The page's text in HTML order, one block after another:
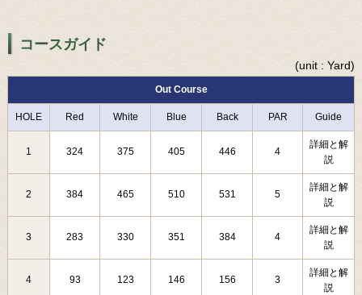
コースガイド
(unit : Yard)
Out Course
HOLE Red White Blue Back PAR Guide
1 324 375 405 446 4
詳細と解
説
2 384 465 510 531 5
詳細と解
説
3 283 330 351 384 4
詳細と解
説
4 93 123 146 156 3
詳細と解
説